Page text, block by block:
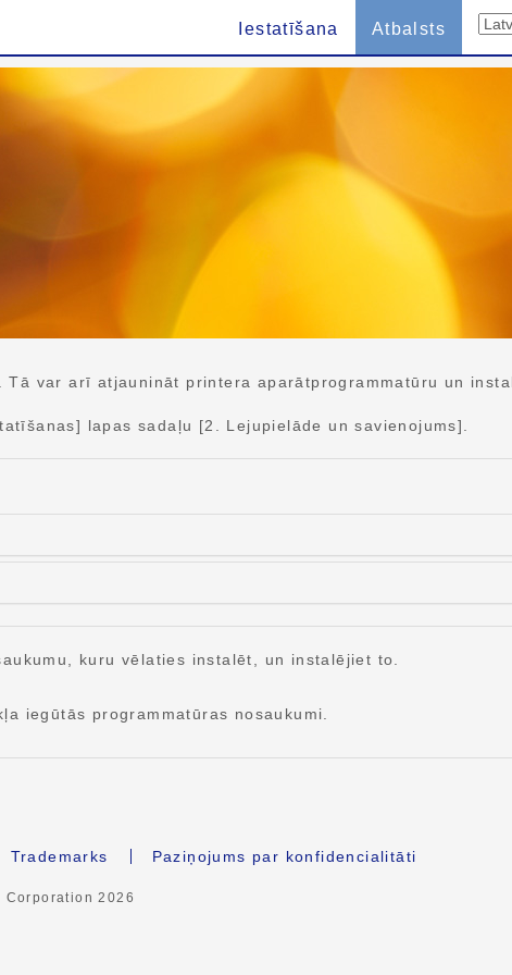
Iestatīšana Atbalsts
Tā var arī atjaunināt printera aparātprogrammatūru un
lapas sadaļu [2. Lejupielāde un savienojums].
kuru vēlaties instalēt, un instalējiet to.
iegūtās programmatūras nosaukumi.
Trademarks Paziņojums par konfidencialitāti
Corporation2026